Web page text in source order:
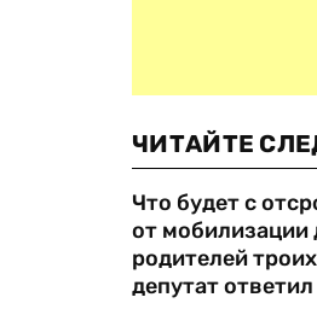
ЧИТАЙТЕ
Что будет с
от мобилизации
родителей
депутат ответил